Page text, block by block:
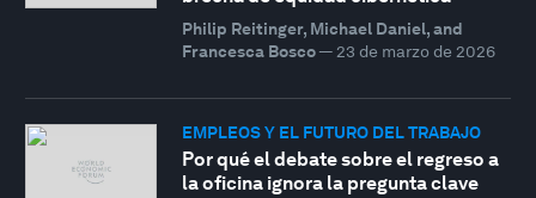
Philip Reitinger, Michael Daniel, and
Francesca Bosco— 23 de marzo de 2026
EMPLEOS Y EL FUTURO DEL TRABAJO
Por qué el debate sobre el regreso a
la oficina ignora la pregunta clave